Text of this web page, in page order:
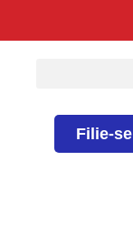
Filie-se